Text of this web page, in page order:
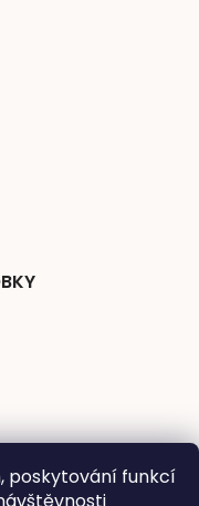
poskytování funkcí